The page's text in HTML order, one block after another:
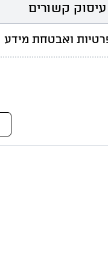
קשורים
ואבטחת מידע